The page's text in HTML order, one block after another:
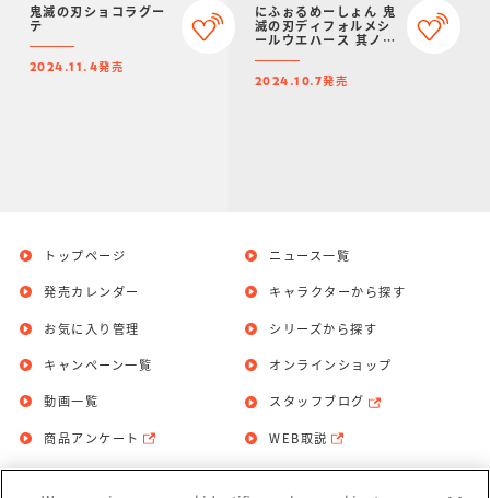
鬼滅の刃ショコラグー
テ
2024.11.4発売
にふぉるめーしょん 鬼
滅の刃ディフォルメシ
ールウエハース 其ノ十
2024.10.7発売
トップページ
発売カレンダー
お気に入り管理
ニュース一覧
キャラクターから探す
シリーズから探す
キャンペーン一覧
動画一覧
商品アンケート
オンラインショップ
スタッフブログ
WEB取説